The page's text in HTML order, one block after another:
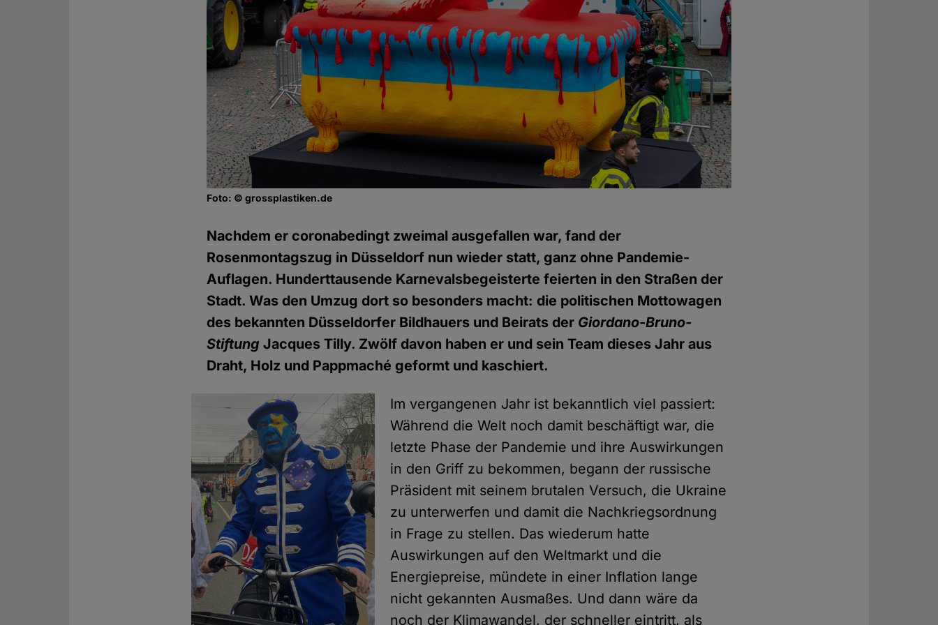
Foto: © grossplastiken.de
Nachdem er coronabedingt zweimal ausgefallen war, fand der
Rosenmontagszug in Düsseldorf nun wieder statt, ganz ohne Pandemie-
Auflagen. Hunderttausende Karnevalsbegeisterte feierten in den Straßen der
Stadt. Was den Umzug dort so besonders macht: die politischen Mottowagen
des bekannten Düsseldorfer Bildhauers und Beirats der Giordano-Bruno-
Stiftung Jacques Tilly. Zwölf davon haben er und sein Team dieses Jahr aus
Draht, Holz und Pappmaché geformt und kaschiert.
Im vergangenen Jahr ist bekanntlich viel passiert:
Während die Welt noch damit beschäftigt war, die
letzte Phase der Pandemie und ihre Auswirkungen
in den Griff zu bekommen, begann der russische
Präsident mit seinem brutalen Versuch, die Ukraine
zu unterwerfen und damit die Nachkriegsordnung
in Frage zu stellen. Das wiederum hatte
Auswirkungen auf den Weltmarkt und die
Energiepreise, mündete in einer Inflation lange
nicht gekannten Ausmaßes. Und dann wäre da
noch der Klimawandel, der schneller eintritt, als